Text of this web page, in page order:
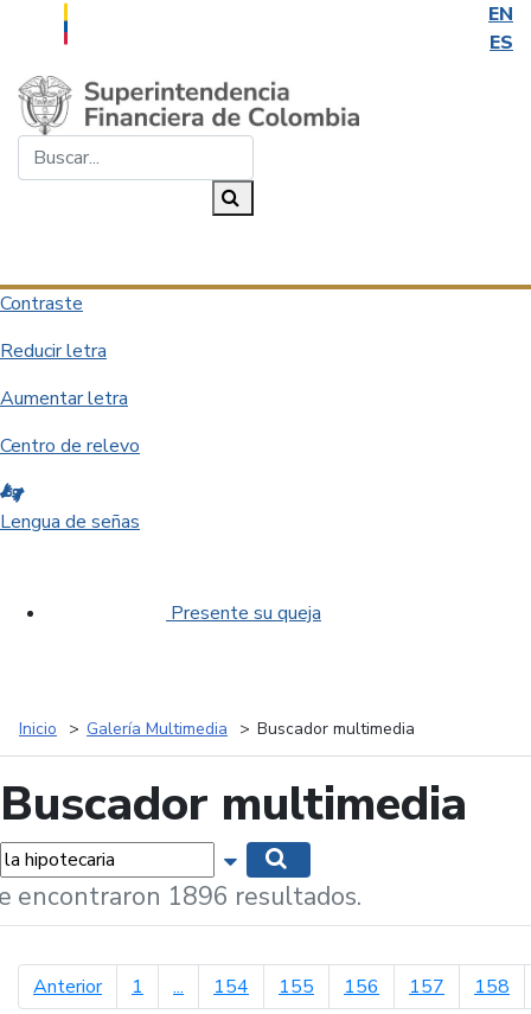
EN
ES
Saltar al contenido principal
Contraste
Reducir letra
Aumentar letra
Centro de relevo
Lengua de señas
Presente su queja
Inicio Galería Multimedia Buscador multimedia
Buscador multimedia
Mostrar opciones de búsqueda
encontraron 1896 resultados.
Anteriorpágina anterior
1 ... 154 155 156 157 158